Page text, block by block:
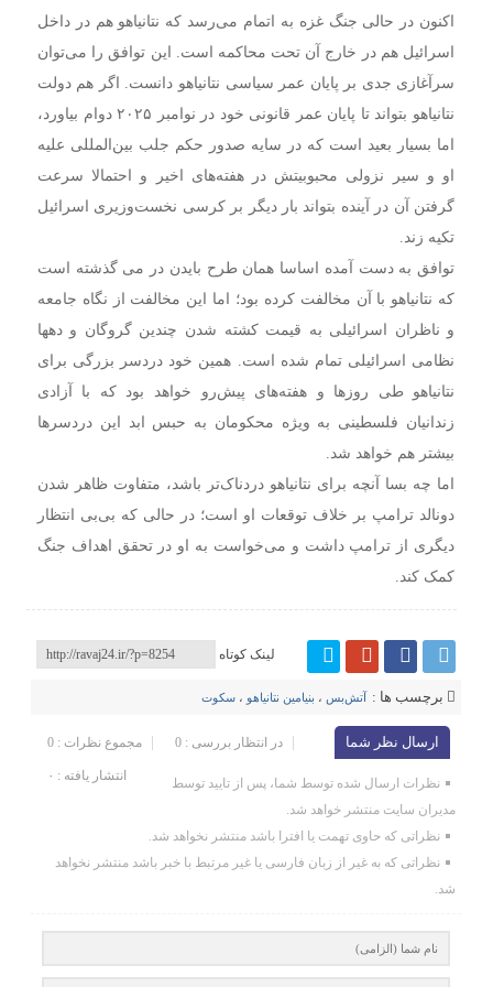
اکنون در حالی جنگ غزه به اتمام می‌رسد که نتانیاهو هم در داخل
اسرائیل هم در خارج آن تحت محاکمه است. این توافق را می‌توان
سرآغازی جدی بر پایان عمر سیاسی نتانیاهو دانست. اگر هم دولت
نتانیاهو بتواند تا پایان عمر قانونی خود در نوامبر ۲۰۲۵ دوام بیاورد،
اما بسیار بعید است که در سایه صدور حکم جلب بین‌المللی علیه
او و سیر نزولی محبوبیتش در هفته‌های اخیر و احتمالا سرعت
گرفتن آن در آینده بتواند بار دیگر بر کرسی نخست‌وزیری اسرائیل
تکیه زند.
توافق به دست آمده اساسا همان طرح بایدن در می گذشته است
که نتانیاهو با آن مخالفت کرده بود؛ اما این مخالفت از نگاه جامعه
و ناظران اسرائیلی به قیمت کشته شدن چندین گروگان و دهها
نظامی اسرائیلی تمام شده است. همین خود دردسر بزرگی برای
نتانیاهو طی روزها و هفته‌‎های پیش‌رو خواهد بود که با آزادی
زندانیان فلسطینی به ویژه محکومان به حبس ابد این دردسرها
بیشتر هم خواهد شد.
اما چه بسا آنچه برای نتانیاهو دردناک‌تر باشد، متفاوت ظاهر شدن
دونالد ترامپ بر خلاف توقعات او است؛ در حالی که بی‌بی انتظار
دیگری از ترامپ داشت و می‌خواست به او در تحقق اهداف جنگ
کمک کند.
لینک کوتاه
برچسب ها : آتش‌بس ، بنیامین نتانیاهو ،سکوت
ارسال نظر شما مجموع نظرات : 0 در انتظار بررسی : 0
انتشار یافته : ۰
نظرات ارسال شده توسط شما، پس از تایید توسط
مدیران سایت منتشر خواهد شد.
نظراتی که حاوی تهمت یا افترا باشد منتشر نخواهد شد.
نظراتی که به غیر از زبان فارسی یا غیر مرتبط با خبر باشد منتشر نخواهد
شد.